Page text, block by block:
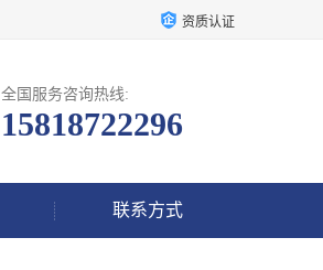
资质认证
全国服务咨询热线:
15818722296
联系方式